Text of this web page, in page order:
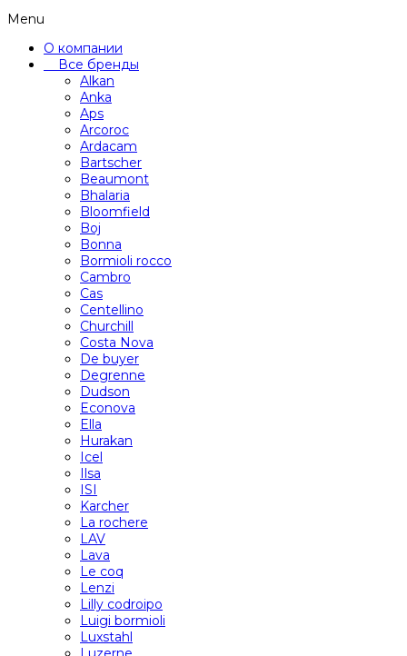
Menu
О компании
Все бренды
Alkan
Anka
Aps
Arcoroc
Ardacam
Bartscher
Beaumont
Bhalaria
Bloomfield
Boj
Bonna
Bormioli rocco
Cambro
Cas
Centellino
Churchill
Costa Nova
De buyer
Degrenne
Dudson
Econova
Ella
Hurakan
Icel
Ilsa
ISI
Karcher
La rochere
LAV
Lava
Le coq
Lenzi
Lilly codroipo
Luigi bormioli
Luxstahl